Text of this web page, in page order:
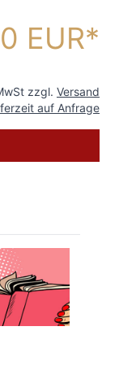
EUR
zzgl. Versand
auf Anfrage